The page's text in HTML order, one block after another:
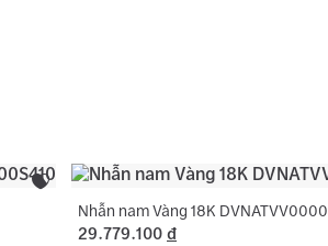
Nhẫn nam Vàng 18K
29.779.100 đ